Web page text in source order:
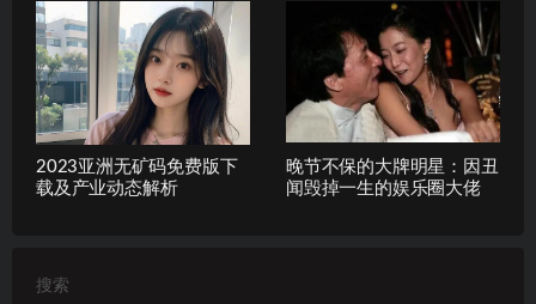
2023亚洲无矿码免费版下
载及产业动态解析
晚节不保的大牌明星：因丑
闻毁掉一生的娱乐圈大佬
搜索